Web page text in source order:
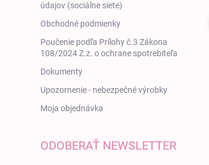
údajov (sociálne siete)
Obchodné podmienky
Poučenie podľa Prílohy č.3 Zákona
108/2024 Z.z. o ochrane spotrebiteľa
Dokumenty
Upozornenie - nebezpečné výrobky
Moja objednávka
ODOBERAŤ NEWSLETTER